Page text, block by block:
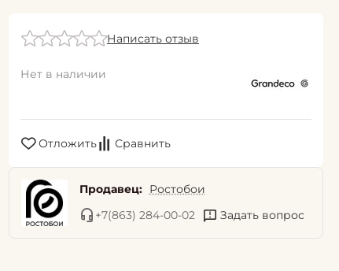
Написать отзыв
Нет в наличии
Отложить Сравнить
Продавец: Ростобои
+7(863) 284-00-02
Задать вопрос